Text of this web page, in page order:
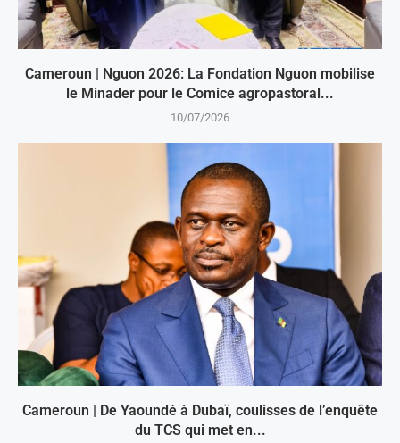
Cameroun | Nguon 2026: La Fondation Nguon mobilise
le Minader pour le Comice agropastoral...
10/07/2026
Cameroun | De Yaoundé à Dubaï, coulisses de l’enquête
du TCS qui met en...